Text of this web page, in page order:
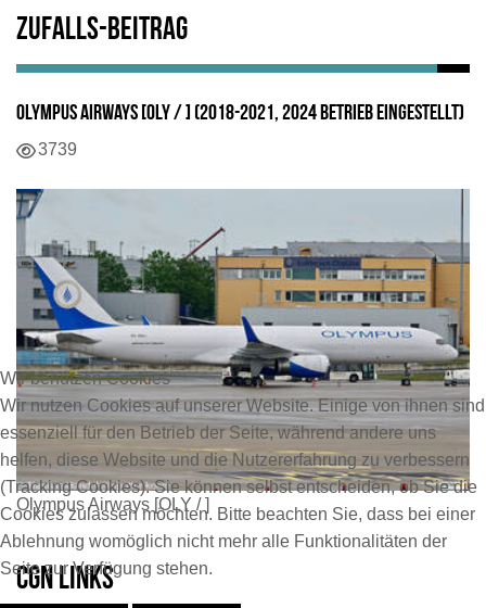
Zufalls-Beitrag
Olympus Airways [OLY / ] (2018-2021, 2024 Betrieb eingestellt)
Details
3739
Olympus Airways [OLY / ]
CGN Links
Wir benutzen Cookies
Wir nutzen Cookies auf unserer Website. Einige von ihnen sind
essenziell für den Betrieb der Seite, während andere uns
helfen, diese Website und die Nutzererfahrung zu verbessern
(Tracking Cookies). Sie können selbst entscheiden, ob Sie die
Cookies zulassen möchten. Bitte beachten Sie, dass bei einer
Ablehnung womöglich nicht mehr alle Funktionalitäten der
Seite zur Verfügung stehen.